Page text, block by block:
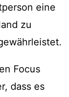
eine
zu
Focus
dass es